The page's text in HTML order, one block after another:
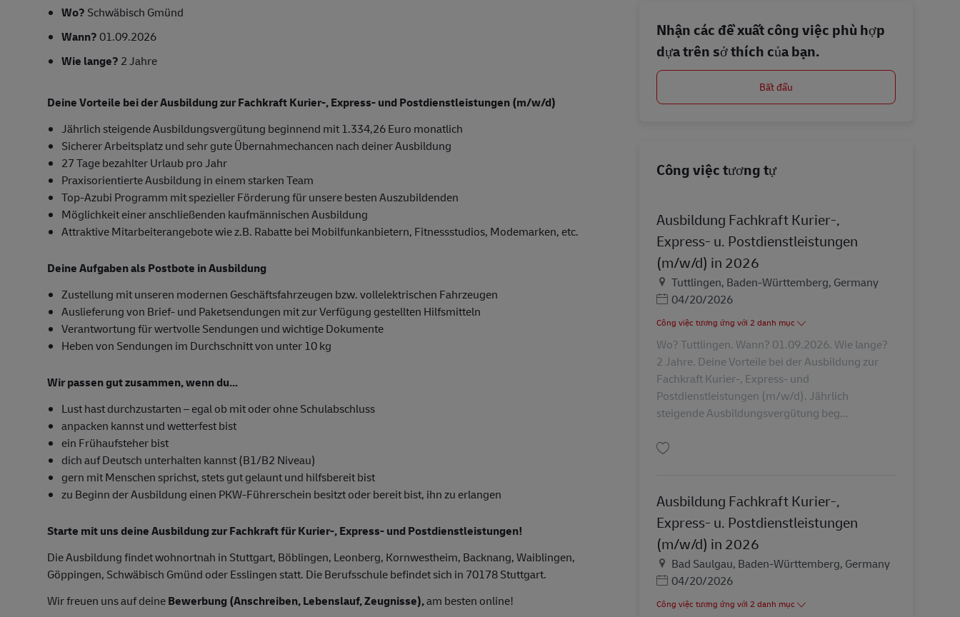
Wo? Schwäbisch Gmünd
Wann?01.09.2026
Wie lange? 2 Jahre
Deine Vorteile bei der Ausbildung zur Fachkraft Kurier-, Express- und Postdienstleistungen (m/w/d)
Jährlich steigende Ausbildungsvergütung beginnend mit 1.334,26 Euro monatlich
Sicherer Arbeitsplatz und sehr gute Übernahmechancen nach deiner Ausbildung
27 Tage bezahlter Urlaub pro Jahr
Praxisorientierte Ausbildung in einem starken Team
Top-Azubi Programm mit spezieller Förderung für unsere besten Auszubildenden
Möglichkeit einer anschließenden kaufmännischen Ausbildung
Attraktive Mitarbeiterangebote wie z.B. Rabatte bei Mobilfunkanbietern, Fitnessstudios, Modemarken, etc.
Deine Aufgaben als Postbote in Ausbildung
Zustellung mit unseren modernen Geschäftsfahrzeugen bzw. vollelektrischen Fahrzeugen
Auslieferung von Brief- und Paketsendungen mit zur Verfügung gestellten Hilfsmitteln
Verantwortung für wertvolle Sendungen und wichtige Dokumente
Heben von Sendungen im Durchschnitt von unter 10 kg
Wir passen gut zusammen, wenn du...
Lust hast durchzustarten – egal ob mit oder ohne Schulabschluss
anpacken kannst und wetterfest bist
ein Frühaufsteher bist
dich auf Deutsch unterhalten kannst (B1/B2 Niveau)
gern mit Menschen sprichst, stets gut gelaunt und hilfsbereit bist
zu Beginn der Ausbildung einen PKW-Führerschein besitzt oder bereit bist, ihn zu erlangen
Starte mit uns deine Ausbildung zur Fachkraft für Kurier-, Express- und Postdienstleistungen!
Die Ausbildung findet wohnortnah in Stuttgart, Böblingen, Leonberg, Kornwestheim, Backnang, Waiblingen,
Göppingen, Schwäbisch Gmünd oder Esslingen statt. Die Berufsschule befindet sich in 70178 Stuttgart.
Wir freuen uns auf deineBewerbung (Anschreiben, Lebenslauf, Zeugnisse),am besten online!
Nhận các đề xuất công việc phù hợp
dựa trên sở thích của bạn.
Bắt đầu
Công việc tương tự
Ausbildung Fachkraft Kurier-,
Express- u. Postdienstleistungen
(m/w/d) in 2026
Địa điểm
Tuttlingen, Baden-Württemberg, Germany
Posted Date
04/20/2026
Công việc tương ứng với 2 danh mục
Wo? Tuttlingen. Wann? 01.09.2026. Wie lange?
2 Jahre. Deine Vorteile bei der Ausbildung zur
Fachkraft Kurier-, Express- und
Postdienstleistungen (m/w/d). Jährlich
steigende Ausbildungsvergütung beg...
Ausbildung Fachkraft Kurier-,
Express- u. Postdienstleistungen
(m/w/d) in 2026
Địa điểm
Bad Saulgau, Baden-Württemberg, Germany
Posted Date
04/20/2026
Công việc tương ứng với 2 danh mục